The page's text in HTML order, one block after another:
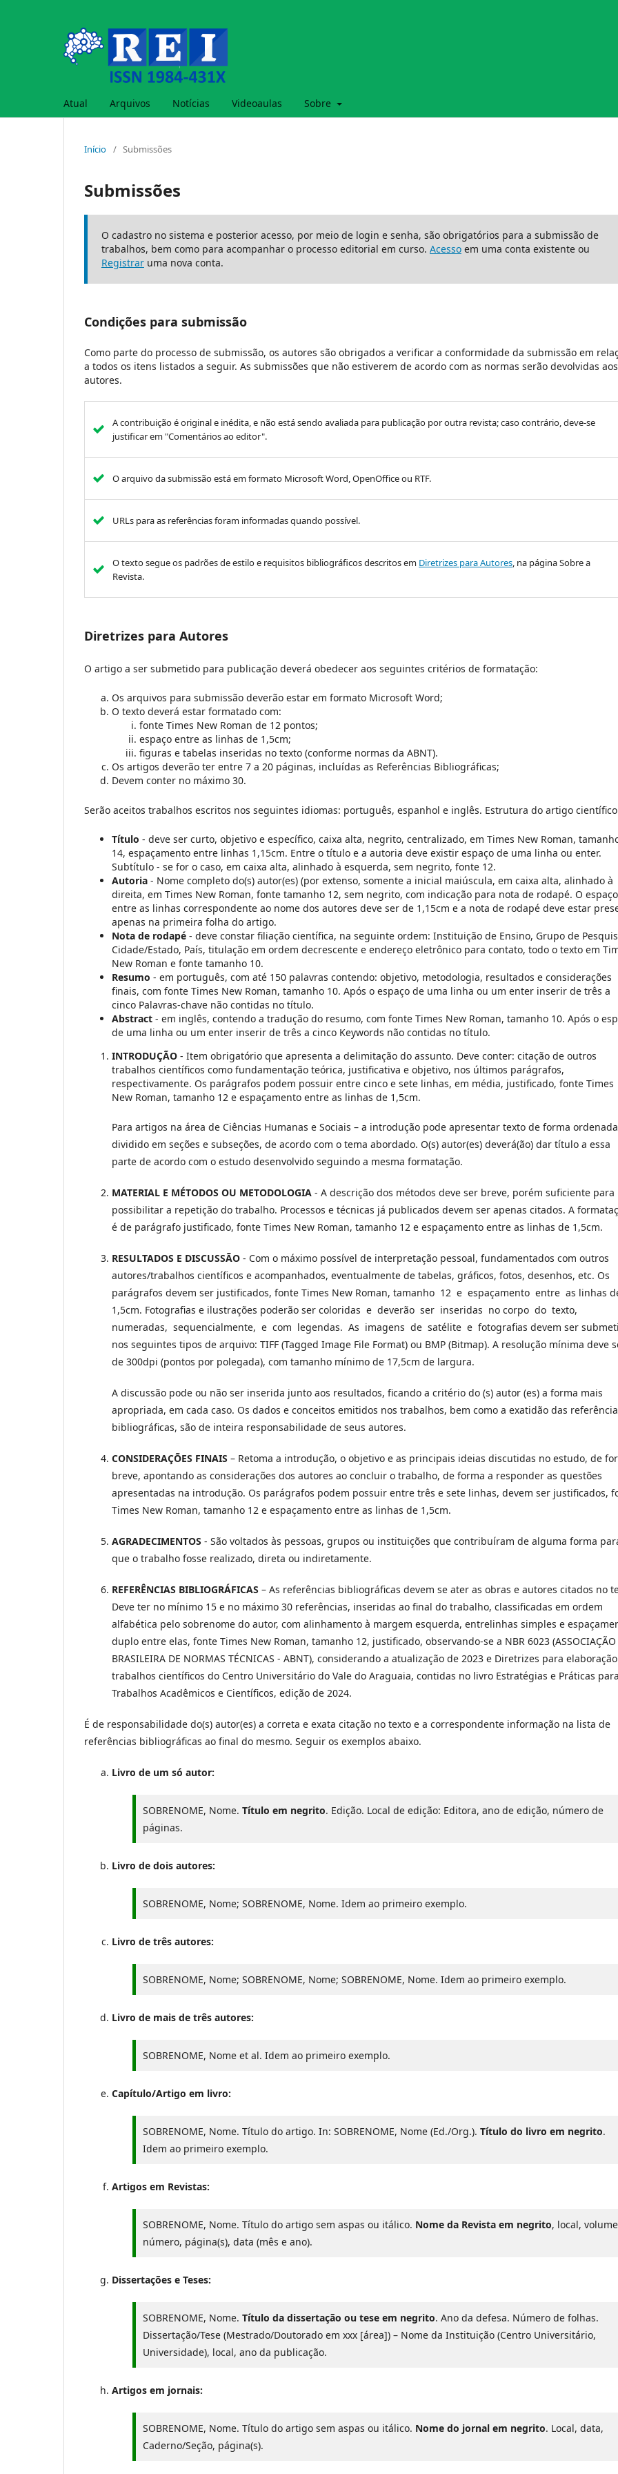
Atual Arquivos Notícias Videoaulas Sobre
Início / Submissões
Submissões
O cadastro no sistema e posterior acesso, por meio de login e senha, são obrigatórios para a submissão de
trabalhos, bem como para acompanhar o processo editorial em curso. Acesso em uma conta existente ou
Registrar uma nova conta.
Condições para submissão
Como parte do processo de submissão, os autores são obrigados a verificar a conformidade da submissão em
a todos os itens listados a seguir. As submissões que não estiverem de acordo com as normas serão devolvidas aos
autores.
A contribuição é original e inédita, e não está sendo avaliada para publicação por outra revista; caso contrário, deve-se
justificar em "Comentários ao editor".
O arquivo da submissão está em formato Microsoft Word, OpenOffice ou RTF.
URLs para as referências foram informadas quando possível.
O texto segue os padrões de estilo e requisitos bibliográficos descritos em Diretrizes para Autores, na página Sobre a
Revista.
Diretrizes para Autores
O artigo a ser submetido para publicação deverá obedecer aos seguintes critérios de formatação:
Os arquivos para submissão deverão estar em formato Microsoft Word;
O texto deverá estar formatado com:
fonte Times New Roman de 12 pontos;
espaço entre as linhas de 1,5cm;
figuras e tabelas inseridas no texto (conforme normas da ABNT).
Os artigos deverão ter entre 7 a 20 páginas, incluídas as Referências Bibliográficas;
Devem conter no máximo 30.
Serão aceitos trabalhos escritos nos seguintes idiomas: português, espanhol e inglês. Estrutura do artigo
Título - deve ser curto, objetivo e específico, caixa alta, negrito, centralizado, em Times New Roman,
14, espaçamento entre linhas 1,15cm. Entre o título e a autoria deve existir espaço de uma linha ou enter.
Subtítulo - se for o caso, em caixa alta, alinhado à esquerda, sem negrito, fonte 12.
Autoria - Nome completo do(s) autor(es) (por extenso, somente a inicial maiúscula, em caixa alta, alinhado à
direita, em Times New Roman, fonte tamanho 12, sem negrito, com indicação para nota de rodapé. O espaço
entre as linhas correspondente ao nome dos autores deve ser de 1,15cm e a nota de rodapé deve estar
apenas na primeira folha do artigo.
Nota de rodapé - deve constar filiação científica, na seguinte ordem: Instituição de Ensino, Grupo de
Cidade/Estado, País, titulação em ordem decrescente e endereço eletrônico para contato, todo o texto em
New Roman e fonte tamanho 10.
Resumo - em português, com até 150 palavras contendo: objetivo, metodologia, resultados e considerações
finais, com fonte Times New Roman, tamanho 10. Após o espaço de uma linha ou um enter inserir de três a
cinco Palavras-chave não contidas no título.
Abstract - em inglês, contendo a tradução do resumo, com fonte Times New Roman, tamanho 10. Após o
de uma linha ou um enter inserir de três a cinco Keywords não contidas no título.
INTRODUÇÃO - Item obrigatório que apresenta a delimitação do assunto. Deve conter: citação de outros
trabalhos científicos como fundamentação teórica, justificativa e objetivo, nos últimos parágrafos,
respectivamente. Os parágrafos podem possuir entre cinco e sete linhas, em média, justificado, fonte Times
New Roman, tamanho 12 e espaçamento entre as linhas de 1,5cm.
Para artigos na área de Ciências Humanas e Sociais – a introdução pode apresentar texto de forma
dividido em seções e subseções, de acordo com o tema abordado. O(s) autor(es) deverá(ão) dar título a essa
parte de acordo com o estudo desenvolvido seguindo a mesma formatação.
MATERIAL E MÉTODOS OU METODOLOGIA - A descrição dos métodos deve ser breve, porém suficiente para
possibilitar a repetição do trabalho. Processos e técnicas já publicados devem ser apenas citados. A
é de parágrafo justificado, fonte Times New Roman, tamanho 12 e espaçamento entre as linhas de 1,5cm.
RESULTADOS E DISCUSSÃO - Com o máximo possível de interpretação pessoal, fundamentados com outros
autores/trabalhos científicos e acompanhados, eventualmente de tabelas, gráficos, fotos, desenhos, etc. Os
parágrafos devem ser justificados, fonte Times New Roman, tamanho 12 e espaçamento entre as linhas
1,5cm. Fotografias e ilustrações poderão ser coloridas e deverão ser inseridas no corpo do texto,
numeradas, sequencialmente, e com legendas. As imagens de satélite e fotografias devem ser
nos seguintes tipos de arquivo: TIFF (Tagged Image File Format) ou BMP (Bitmap). A resolução mínima deve
de 300dpi (pontos por polegada), com tamanho mínimo de 17,5cm de largura.
A discussão pode ou não ser inserida junto aos resultados, ficando a critério do (s) autor (es) a forma mais
apropriada, em cada caso. Os dados e conceitos emitidos nos trabalhos, bem como a exatidão das
bibliográficas, são de inteira responsabilidade de seus autores.
CONSIDERAÇÕES FINAIS – Retoma a introdução, o objetivo e as principais ideias discutidas no estudo, de
breve, apontando as considerações dos autores ao concluir o trabalho, de forma a responder as questões
apresentadas na introdução. Os parágrafos podem possuir entre três e sete linhas, devem ser justificados,
Times New Roman, tamanho 12 e espaçamento entre as linhas de 1,5cm.
AGRADECIMENTOS - São voltados às pessoas, grupos ou instituições que contribuíram de alguma forma
que o trabalho fosse realizado, direta ou indiretamente.
REFERÊNCIAS BIBLIOGRÁFICAS – As referências bibliográficas devem se ater as obras e autores citados no
Deve ter no mínimo 15 e no máximo 30 referências, inseridas ao final do trabalho, classificadas em ordem
alfabética pelo sobrenome do autor, com alinhamento à margem esquerda, entrelinhas simples e
duplo entre elas, fonte Times New Roman, tamanho 12, justificado, observando-se a NBR 6023 (ASSOCIAÇÃO
BRASILEIRA DE NORMAS TÉCNICAS - ABNT), considerando a atualização de 2023 e Diretrizes para
trabalhos científicos do Centro Universitário do Vale do Araguaia, contidas no livro Estratégias e Práticas para
Trabalhos Acadêmicos e Científicos, edição de 2024.
É de responsabilidade do(s) autor(es) a correta e exata citação no texto e a correspondente informação na lista de
referências bibliográficas ao final do mesmo. Seguir os exemplos abaixo.
Livro de um só autor:
SOBRENOME, Nome. Título em negrito. Edição. Local de edição: Editora, ano de edição, número de
páginas.
Livro de dois autores:
SOBRENOME, Nome; SOBRENOME, Nome. Idem ao primeiro exemplo.
Livro de três autores:
SOBRENOME, Nome; SOBRENOME, Nome; SOBRENOME, Nome. Idem ao primeiro exemplo.
Livro de mais de três autores:
SOBRENOME, Nome et al. Idem ao primeiro exemplo.
Capítulo/Artigo em livro:
SOBRENOME, Nome. Título do artigo. In: SOBRENOME, Nome (Ed./Org.). Título do livro em negrito.
Idem ao primeiro exemplo.
Artigos em Revistas:
SOBRENOME, Nome. Título do artigo sem aspas ou itálico. Nome da Revista em negrito, local,
número, página(s), data (mês e ano).
Dissertações e Teses:
SOBRENOME, Nome. Título da dissertação ou tese em negrito. Ano da defesa. Número de folhas.
Dissertação/Tese (Mestrado/Doutorado em xxx [área]) – Nome da Instituição (Centro Universitário,
Universidade), local, ano da publicação.
Artigos em jornais:
SOBRENOME, Nome. Título do artigo sem aspas ou itálico. Nome do jornal em negrito. Local, data,
Caderno/Seção, página(s).